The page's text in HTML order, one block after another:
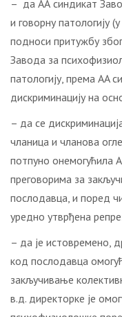
– да АА синдикат
и говорну патологију
подноси притужбу
Завода за
патологију, према AA
дискриминацију на
– да се
чланица и чланова
потпуно онемогућила
преговорима за
послодавца, и поред
уредно утврђена
– да је истовремено,
код послодавца
закључивање
в.д. директоркe је